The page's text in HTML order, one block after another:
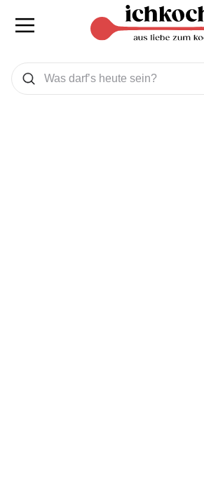
Was wollen Sie suchen
Suchen